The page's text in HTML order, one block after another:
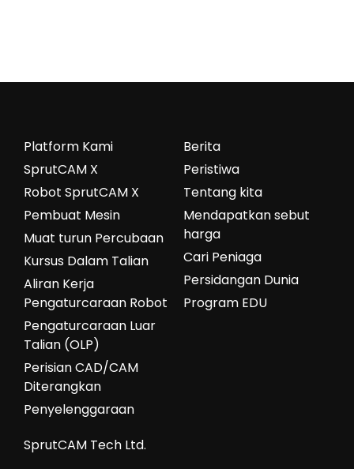
Berita
Peristiwa
Tentang kita
Mendapatkan sebut
harga
Cari Peniaga
Persidangan Dunia
Program EDU
Platform Kami
SprutCAM X
Robot SprutCAM X
Pembuat Mesin
Muat turun Percubaan
Kursus Dalam Talian
Aliran Kerja
Pengaturcaraan Robot
Pengaturcaraan Luar
Talian (OLP)
Perisian CAD/CAM
Diterangkan
Penyelenggaraan
SprutCAM Tech Ltd.